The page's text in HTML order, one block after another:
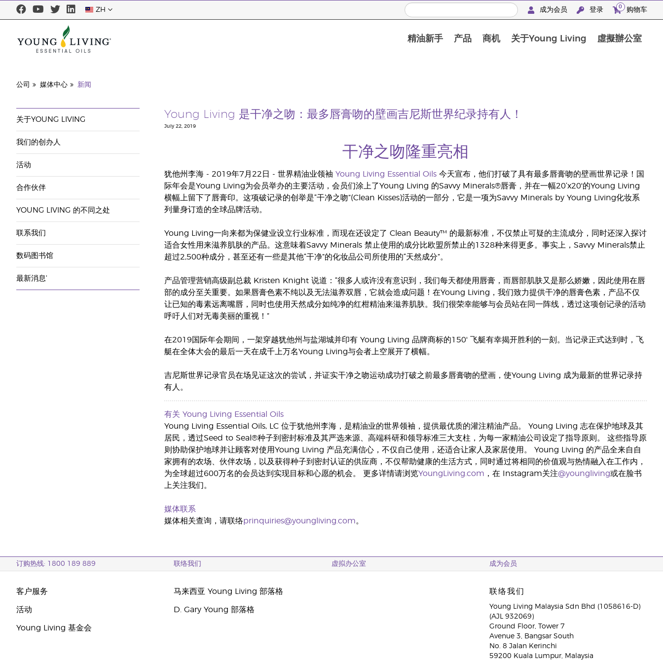
ZH 成为会员 登录 0 购物车
精油新手 产品 商机 关于Young Living 虛擬辦公室
公司 媒体中心 新闻
关于YOUNG LIVING
我们的创办人
活动
合作伙伴
YOUNG LIVING 的不同之处
联系我们
数码图书馆
最新消息'
Young Living 是干净之吻：最多唇膏吻的壁画吉尼斯世界纪录持有人！
July 22, 2019
干净之吻隆重亮相
犹他州李海 - 2019年7月22日 - 世界精油业领袖 Young Living Essential Oils今天宣布，他们打破了具有最多唇膏吻的壁画世界记录！国
际年会是Young Living为会员举办的主要活动，会员们涂上了Young Living 的Savvy Minerals®唇膏，并在一幅20‘x20'的Young Living
横幅上留下了唇膏印。这项破记录的创举是“干净之吻”(Clean Kisses)活动的一部分，它是一项为Savvy Minerals by Young Living化妆系
列量身订造的全球品牌活动。
Young Living一向来都为保健业设立行业标准，而现在还设定了 Clean Beauty™ 的最新标准，不仅禁止可疑的主流成分，同时还深入探讨
适合女性用来滋养肌肤的产品。这意味着Savvy Minerals 禁止使用的成分比欧盟所禁止的1328种来得更多。事实上，Savvy Minerals禁止
超过2,500种成分，甚至还有一些是其他“干净”的化妆品公司所使用的“天然成分”。
产品管理营销高级副总裁 Kristen Knight 说道：“很多人或许没有意识到，我们每天都使用唇膏，而唇部肌肤又是那么娇嫩，因此使用在唇
部的成分至关重要。如果唇膏色素不纯以及无法滋养双唇，它就会造成问题！在Young Living，我们致力提供干净的唇膏色素，产品不仅
让已知的毒素远离嘴唇，同时也使用天然成分如纯净的红柑精油来滋养肌肤。我们很荣幸能够与会员站在同一阵线，透过这项创记录的活动
呼吁人们对无毒美丽的重视！”
在2019国际年会期间，一架穿越犹他州与盐湖城并印有 Young Living 品牌商标的150' 飞艇有幸揭开胜利的一刻。当记录正式达到时，飞
艇在全体大会的最后一天在成千上万名Young Living与会者上空展开了横幅。
吉尼斯世界记录官员在场见证这次的尝试，并证实干净之吻运动成功打破之前最多唇膏吻的壁画，使Young Living 成为最新的世界记录持
有人。
有关 Young Living Essential Oils
Young Living Essential Oils, LC 位于犹他州李海，是精油业的世界领袖，提供最优质的灌注精油产品。 Young Living 志在保护地球及其
居民，透过Seed to Seal®种子到密封标准及其严选来源、高端科研和领导标准三大支柱，为每一家精油公司设定了指导原则。 这些指导原
则协助保护地球并让顾客对使用Young Living 产品充满信心，不仅自己使用，还适合让家人及家居使用。 Young Living 的产品全来自自
家拥有的农场、伙伴农场，以及获得种子到密封认证的供应商，不仅帮助健康的生活方式，同时通过将相同的价值观与热情融入在工作内，
为全球超过600万名的会员达到实现目标和心愿的机会。 更多详情请浏览YoungLiving.com ，在 Instagram关注@youngliving或在脸书
上关注我们。
媒体联系
媒体相关查询，请联络prinquiries@youngliving.com。
订购热线: 1800 189 889 联络我们 虚拟办公室 成为会员
客户服务
活动
Young Living 基金会
马来西亚 Young Living 部落格
D. Gary Young 部落格
联络我们
Young Living Malaysia Sdn Bhd (1058616-D)
(AJL 932069)
Ground Floor, Tower 7
Avenue 3, Bangsar South
No. 8 Jalan Kerinchi
59200 Kuala Lumpur, Malaysia